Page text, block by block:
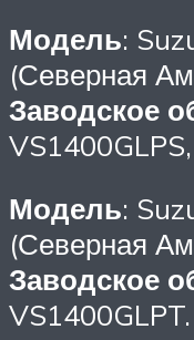
Модель:
(Северная
Заводское
Модель:
(Северная
Заводское
VS1400GLPT.